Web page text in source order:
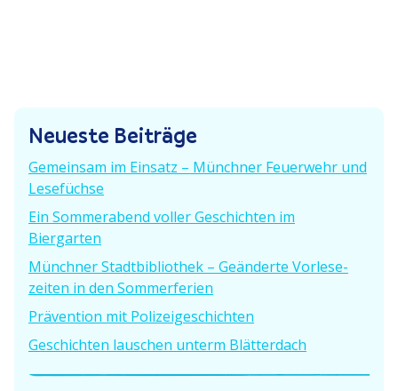
e
i
a
:
B
i
r
g
:
Neueste Beiträge
Gemeinsam im Einsatz – Münchner Feuerwehr und
Lesefüchse
Ein Sommer­abend voller Geschichten im
Biergarten
Münchner Stadt­bi­bliothek – Geänderte Vorle­se­
zeiten in den Sommerferien
Prävention mit Polizeigeschichten
Geschichten lauschen unterm Blätterdach